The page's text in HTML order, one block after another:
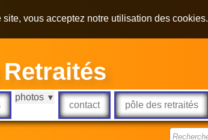
vous acceptez notre utilisation des cookies.
photos ▼
contact pôle des retraités